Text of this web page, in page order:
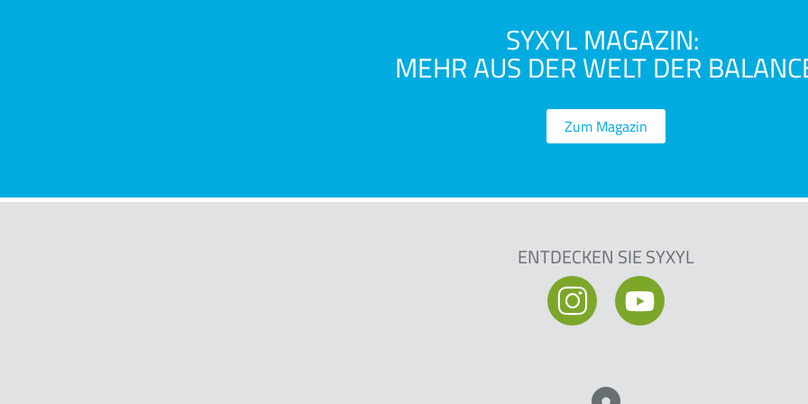
SYXYL MAGAZIN:
MEHR AUS DER WELT DER
Zum Magazin
ENTDECKEN SIE SYXYL